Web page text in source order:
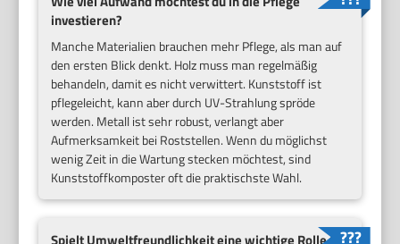
investieren?
Manche Materialien brauchen mehr Pflege, als man auf
den ersten Blick denkt. Holz muss man regelmäßig
behandeln, damit es nicht verwittert. Kunststoff ist
pflegeleicht, kann aber durch UV-Strahlung spröde
werden. Metall ist sehr robust, verlangt aber
Aufmerksamkeit bei Roststellen. Wenn du möglichst
wenig Zeit in die Wartung stecken möchtest, sind
Kunststoffkomposter oft die praktischste Wahl.
Spielt Umweltfreundlichkeit eine wichtige Rolle für